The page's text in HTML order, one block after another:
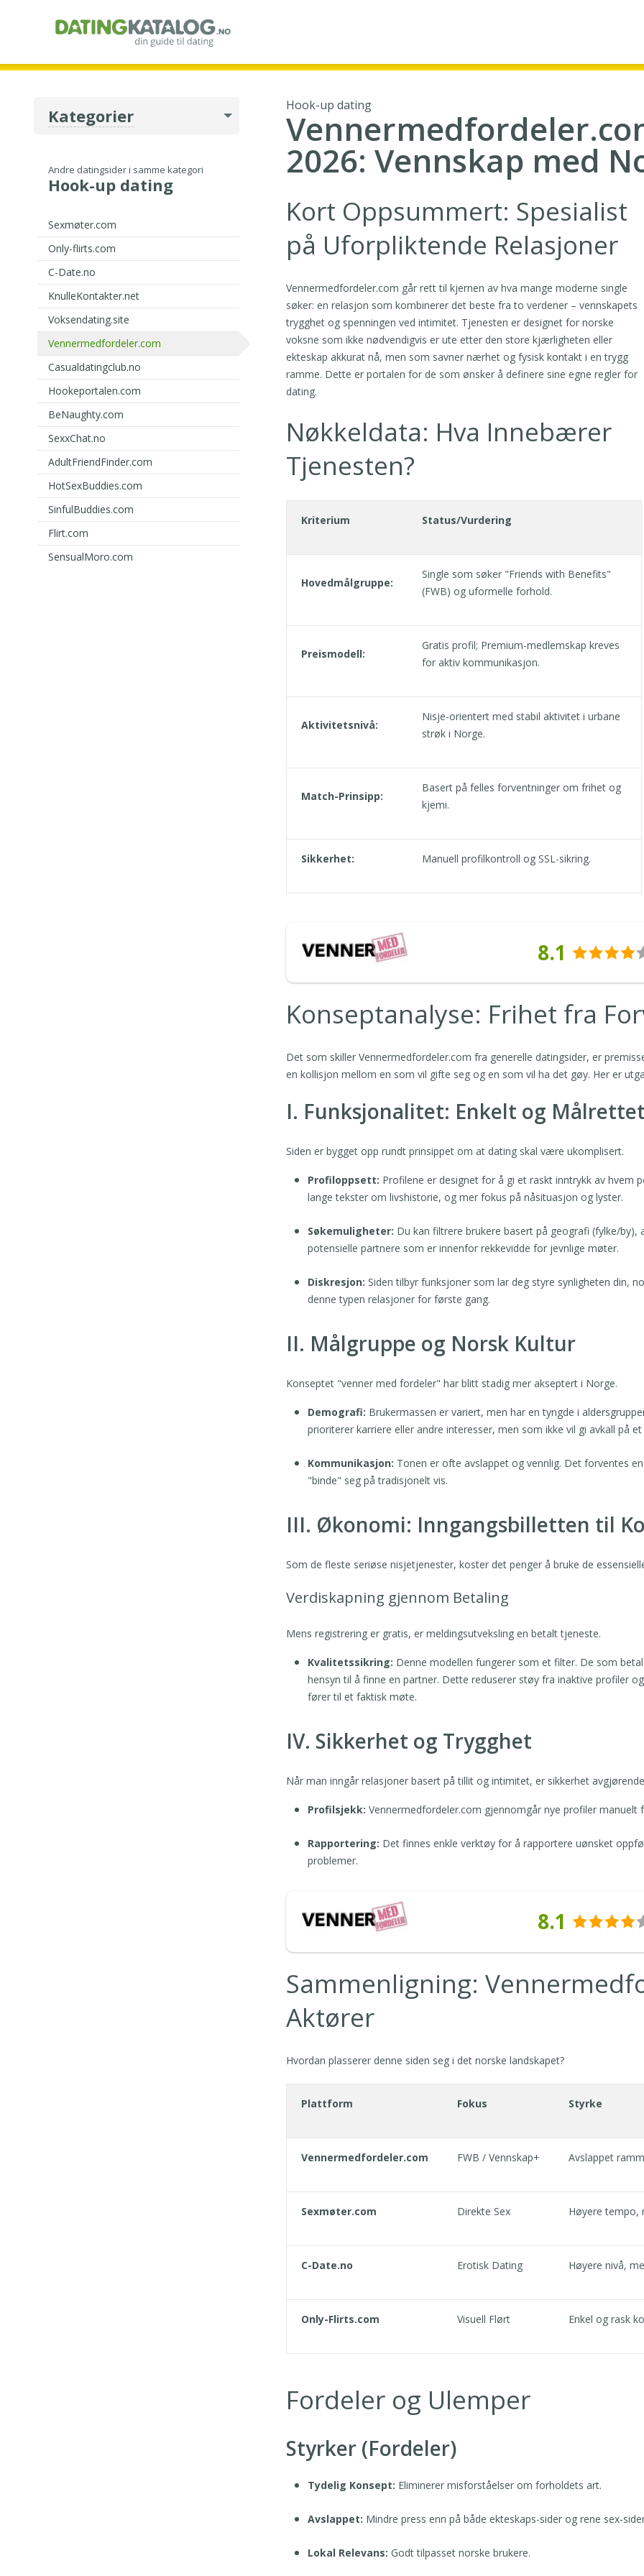
Kategorier
Andre datingsider i samme kategori
Hook-up dating
Sexmøter.com
Only-flirts.com
C-Date.no
KnulleKontakter.net
Voksendating.site
Vennermedfordeler.com
Casualdatingclub.no
Hookeportalen.com
BeNaughty.com
SexxChat.no
AdultFriendFinder.com
HotSexBuddies.com
SinfulBuddies.com
Flirt.com
SensualMoro.com
Hook-up dating
2026: Vennskap med
Kort Oppsummert: Spesialist
på Uforpliktende Relasjoner
Vennermedfordeler.com går rett til kjernen av hva mange moderne single
søker: en relasjon som kombinerer det beste fra to verdener – vennskapets
trygghet og spenningen ved intimitet. Tjenesten er designet for norske
voksne som ikke nødvendigvis er ute etter den store kjærligheten eller
ekteskap akkurat nå, men som savner nærhet og fysisk kontakt i en trygg
ramme. Dette er portalen for de som ønsker å definere sine egne regler for
dating.
Nøkkeldata: Hva Innebærer
Tjenesten?
Kriterium Status/Vurdering
Hovedmålgruppe:
Single som søker "Friends with Benefits"
(FWB) og uformelle forhold.
Preismodell:
Gratis profil; Premium-medlemskap kreves
for aktiv kommunikasjon.
Aktivitetsnivå:
Nisje-orientert med stabil aktivitet i urbane
strøk i Norge.
Match-Prinsipp:
Basert på felles forventninger om frihet og
kjemi.
Sikkerhet: Manuell profilkontroll og SSL-sikring.
8.1
Konseptanalyse: Frihet fra
Det som skiller Vennermedfordeler.com fra generelle datingsider, er
en kollisjon mellom en som vil gifte seg og en som vil ha det gøy. Her er
I. Funksjonalitet: Enkelt og Målrettet
Siden er bygget opp rundt prinsippet om at dating skal være ukomplisert.
Profiloppsett: Profilene er designet for å gi et raskt inntrykk av hvem
lange tekster om livshistorie, og mer fokus på nåsituasjon og lyster.
Søkemuligheter: Du kan filtrere brukere basert på geografi (fylke/
potensielle partnere som er innenfor rekkevidde for jevnlige møter.
Diskresjon: Siden tilbyr funksjoner som lar deg styre synligheten din,
denne typen relasjoner for første gang.
II. Målgruppe og Norsk Kultur
Konseptet "venner med fordeler" har blitt stadig mer akseptert i Norge.
Demografi: Brukermassen er variert, men har en tyngde i
prioriterer karriere eller andre interesser, men som ikke vil gi avkall på et
Kommunikasjon: Tonen er ofte avslappet og vennlig. Det forventes
"binde" seg på tradisjonelt vis.
III. Økonomi: Inngangsbilletten til
Som de fleste seriøse nisjetjenester, koster det penger å bruke de
Verdiskapning gjennom Betaling
Mens registrering er gratis, er meldingsutveksling en betalt tjeneste.
Kvalitetssikring: Denne modellen fungerer som et filter. De som
hensyn til å finne en partner. Dette reduserer støy fra inaktive profiler
fører til et faktisk møte.
IV. Sikkerhet og Trygghet
Når man inngår relasjoner basert på tillit og intimitet, er sikkerhet
Profilsjekk: Vennermedfordeler.com gjennomgår nye profiler manuelt
Rapportering: Det finnes enkle verktøy for å rapportere uønsket
problemer.
8.1
Sammenligning:
Aktører
Hvordan plasserer denne siden seg i det norske landskapet?
Plattform Fokus Styrke
Vennermedfordeler.com FWB / Vennskap+ Avslappet
Sexmøter.com Direkte Sex Høyere tempo,
C-Date.no Erotisk Dating Høyere nivå,
Only-Flirts.com Visuell Flørt Enkel og rask
Fordeler og Ulemper
Styrker (Fordeler)
Tydelig Konsept: Eliminerer misforståelser om forholdets art.
Avslappet: Mindre press enn på både ekteskaps-sider og rene sex-
Lokal Relevans: Godt tilpasset norske brukere.